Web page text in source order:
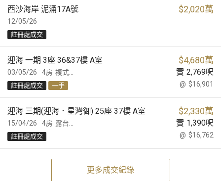
12/05/26
西沙海岸 泥涌17A號 $2,020萬
註冊處成交
03/05/26
迎海 一期 3座 36&37樓 A室 $4,680萬
複式... 實 2,769呎
4房
@ $16,901
註冊處成交 一手
15/04/26
迎海 三期(迎海．星灣御) 25座 37樓 A室 $2,330萬
露台... 實 1,390呎
4房
@ $16,762
註冊處成交
更多成交紀錄